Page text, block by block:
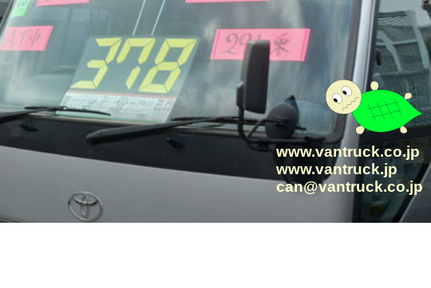
www.vantruck.co.jp
www.vantruck.jp
can@vantruck.co.jp